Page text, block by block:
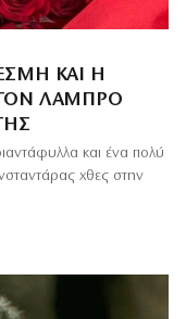
ΚΑΙ Η
ΛΆΜΠΡΟ
και ένα πολύ
χθες στην